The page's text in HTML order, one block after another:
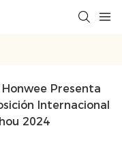
Presenta
Internacional
2024